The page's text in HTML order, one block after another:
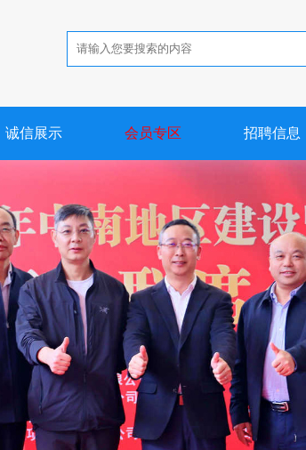
诚信展示 会员专区 招聘信息